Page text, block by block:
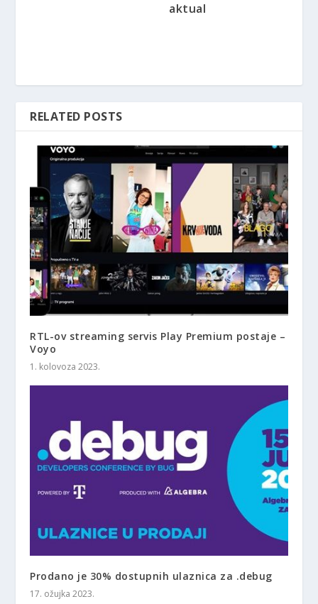
aktual
RELATED POSTS
RTL-ov streaming servis Play Premium postaje –
Voyo
1. kolovoza 2023.
Prodano je 30% dostupnih ulaznica za .debug
17. ožujka 2023.